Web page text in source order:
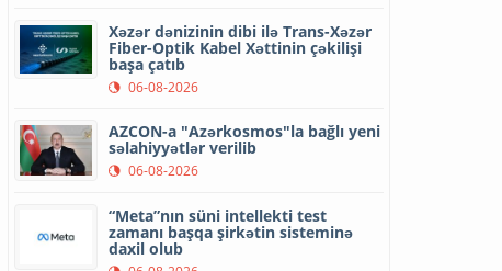
Xəzər dənizinin dibi ilə Trans-Xəzər
Fiber-Optik Kabel Xəttinin çəkilişi
başa çatıb
06-08-2026
AZCON-a "Azərkosmos"la bağlı yeni
səlahiyyətlər verilib
06-08-2026
“Meta”nın süni intellekti test
zamanı başqa şirkətin sisteminə
daxil olub